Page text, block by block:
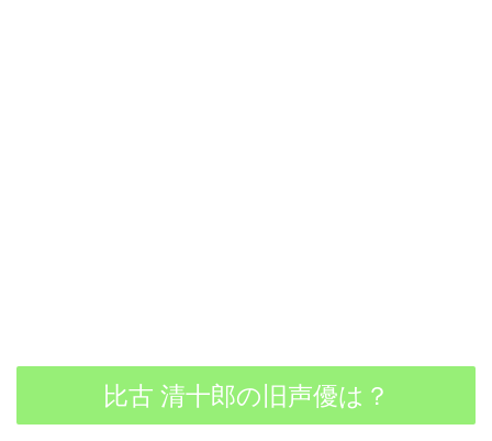
比古 清十郎の旧声優は？